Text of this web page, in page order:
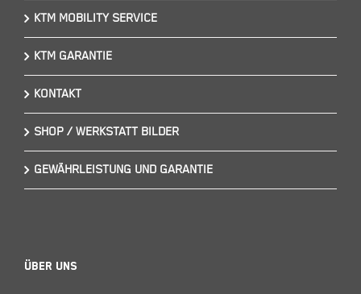
KTM MOBILITY SERVICE
KTM GARANTIE
KONTAKT
SHOP / WERKSTATT BILDER
GEWÄHRLEISTUNG UND GARANTIE
Über Uns